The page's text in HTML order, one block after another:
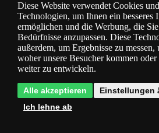
Diese Website verwendet Cookies
Technologien, um Ihnen ein besseres
ermöglichen und die Werbung, die
Bedürfnisse anzupassen. Diese
außerdem, um Ergebnisse zu messen,
woher unsere Besucher kommen oder
weiter zu entwickeln.
Alle akzeptieren
Einstellungen
Ich lehne ab